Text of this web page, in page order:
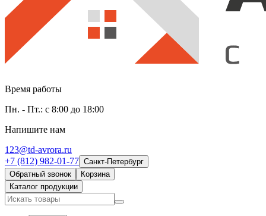
Время работы
Пн. - Пт.: с 8:00 до 18:00
Напишите нам
123@td-avrora.ru
+7 (812) 982-01-77 Санкт-Петербург
Обратный звонок
Корзина
Каталог продукции